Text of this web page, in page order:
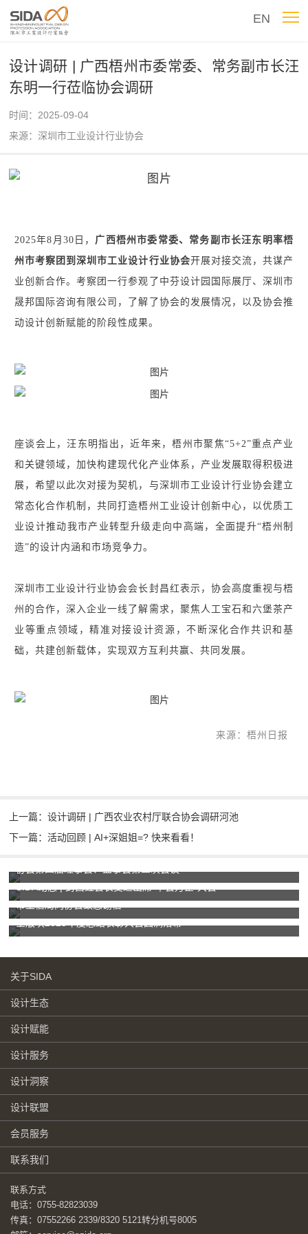
EN
设计调研 | 广西梧州市委常委、常务副市长汪
东明一行莅临协会调研
时间：2025-09-04
来源：深圳市工业设计行业协会
2025年8月30日， 广西梧州市委常委、常务副市长汪东明率梧
州市考察团到深圳市工业设计行业协会开展对接交流，共谋产
业创新合作。考察团一行参观了中芬设计园国际展厅、 深圳市
晟邦国际咨询有限公司，了解了协会的发展情况，以及协会推
动设计创新赋能的阶段性成果。
座谈会上，汪东明指出，近年来，梧州市聚焦“5+2”重点产业
和关键领域，加快构建现代化产业体系，产业发展取得积极进
展，希望以此次对接为契机，与深圳市工业设计行业协会建立
常态化合作机制，共同打造梧州工业设计创新中心，以优质工
业设计推动我市产业转型升级走向中高端，全面提升“梧州制
造”的设计内涵和市场竞争力。
深圳市工业设计行业协会会长封昌红表示，协会高度重视与梧
州的合作，深入企业一线了解需求，聚焦人工宝石和六堡茶产
业等重点领域，精准对接设计资源，不断深化合作共识和基
础，共建创新载体，实现双方互利共赢、共同发展。
来源： 梧州日报
上一篇：设计调研 | 广西农业农村厅联合协会调研河池
下一篇：活动回顾 | AI+深姐姐=? 快来看看！
关于SIDA
设计生态
设计赋能
设计服务
设计洞察
设计联盟
会员服务
联系我们
联系方式
电话：0755-82823039
传真：07552266 2339/8320 5121转分机号8005